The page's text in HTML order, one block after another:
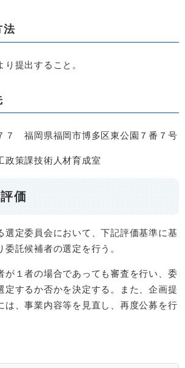
法
提出すること。
７ 福岡県福岡市博多区東公園７番７号
策課技術人材育成室
価
定委員会において、下記評価基準に基
託候補者の選定を行う。
１者の場合であっても審査を行い、委
定するか否かを決定する。また、企画提
は、事業内容等を見直し、再度公募を行